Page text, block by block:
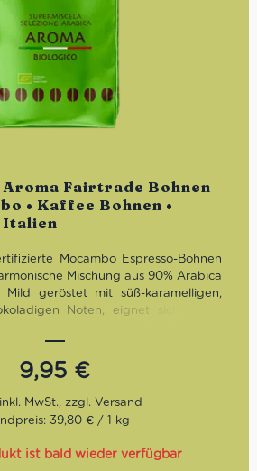
Fairtrade Bohnen
• Kaffee Bohnen •
Italien
Mocambo Espresso-Bohnen
Mischung aus 90% Arabica
Mild geröstet mit süß-karamelligen,
Noten, eignet sich dieser
aromatisch und mit authentischem
— schonend geröstet für
wenig Bitterkeit
karamellig, nussig, schokoladige
9,95 €
39,80 € / 1 kg
ist bald wieder verfügbar